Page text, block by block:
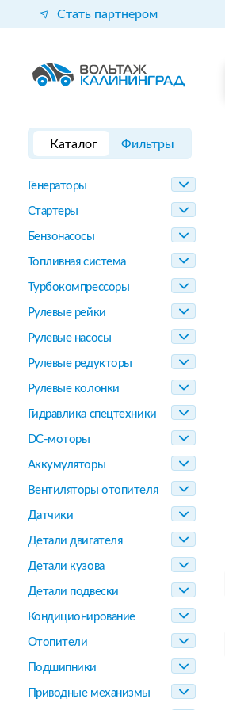
Стать партнером
Каталог Фильтры
Генераторы
Стартеры
Бензонасосы
Топливная система
Турбокомпрессоры
Рулевые рейки
Рулевые насосы
Рулевые редукторы
Рулевые колонки
Гидравлика спецтехники
DC-моторы
Аккумуляторы
Вентиляторы отопителя
Датчики
Детали двигателя
Детали кузова
Детали подвески
Кондиционирование
Отопители
Подшипники
Приводные механизмы